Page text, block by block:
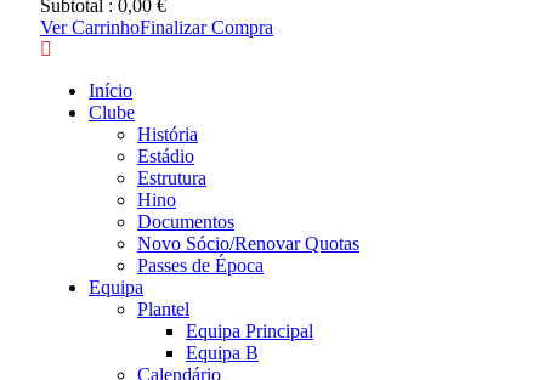
Subtotal : 0,00 €
Ver CarrinhoFinalizar Compra
Início
Clube
História
Estádio
Estrutura
Hino
Documentos
Novo Sócio/Renovar Quotas
Passes de Época
Equipa
Plantel
Equipa Principal
Equipa B
Calendário